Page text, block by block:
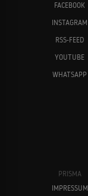
FACEBOOK
INSTAGRAM
RSS-FEED
YOUTUBE
WHATSAPP
PRISMA
IMPRESSUM